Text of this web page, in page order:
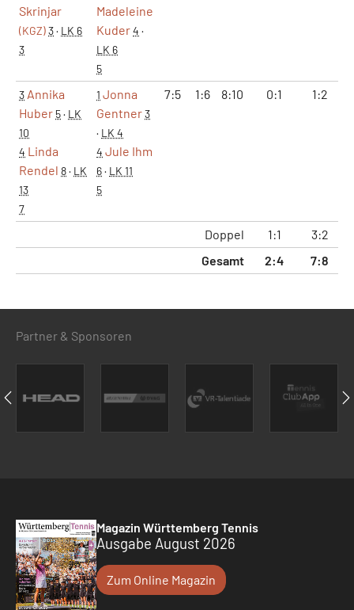
Skrinjar
(KGZ)3· LK 6
3
Madeleine
Kuder4 ·
LK 6
5
3 Annika
Huber 5· LK
10
4 Linda
Rendel 8· LK
13
7
1 Jonna
Gentner3
· LK 4
4 Jule Ihm
6· LK 11
5
7:5 1:6 8:10 0:1 1:2
Doppel 1:1 3:2
Gesamt
2:4 7:8
Partner & Sponsoren
Magazin Württemberg Tennis
Ausgabe August 2026
Zum Online Magazin